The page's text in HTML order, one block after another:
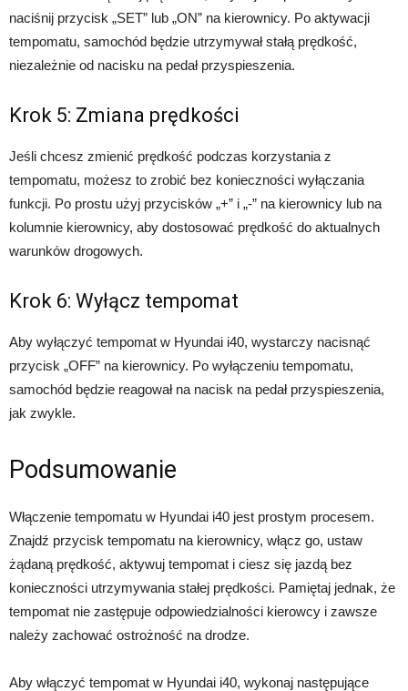
naciśnij przycisk „SET” lub „ON” na kierownicy. Po aktywacji
tempomatu, samochód będzie utrzymywał stałą prędkość,
niezależnie od nacisku na pedał przyspieszenia.
Krok 5: Zmiana prędkości
Jeśli chcesz zmienić prędkość podczas korzystania z
tempomatu, możesz to zrobić bez konieczności wyłączania
funkcji. Po prostu użyj przycisków „+” i „-” na kierownicy lub na
kolumnie kierownicy, aby dostosować prędkość do aktualnych
warunków drogowych.
Krok 6: Wyłącz tempomat
Aby wyłączyć tempomat w Hyundai i40, wystarczy nacisnąć
przycisk „OFF” na kierownicy. Po wyłączeniu tempomatu,
samochód będzie reagował na nacisk na pedał przyspieszenia,
jak zwykle.
Podsumowanie
Włączenie tempomatu w Hyundai i40 jest prostym procesem.
Znajdź przycisk tempomatu na kierownicy, włącz go, ustaw
żądaną prędkość, aktywuj tempomat i ciesz się jazdą bez
konieczności utrzymywania stałej prędkości. Pamiętaj jednak, że
tempomat nie zastępuje odpowiedzialności kierowcy i zawsze
należy zachować ostrożność na drodze.
Aby włączyć tempomat w Hyundai i40, wykonaj następujące